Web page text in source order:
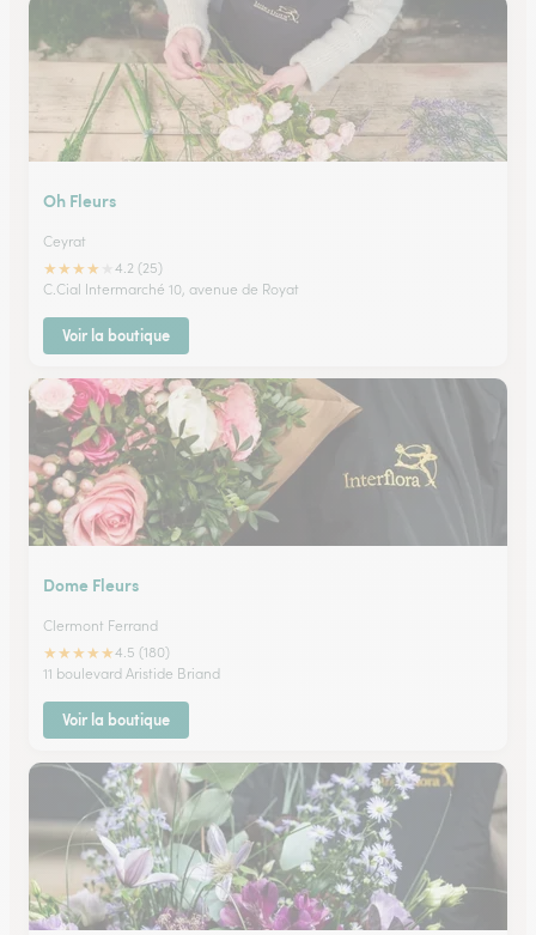
Oh Fleurs
Ceyrat
★★★★
4.2 (25)
C.Cial Intermarché 10, avenue de Royat
Voir la boutique
Dome Fleurs
Clermont Ferrand
★★★★★4.5 (180)
11 boulevard Aristide Briand
Voir la boutique